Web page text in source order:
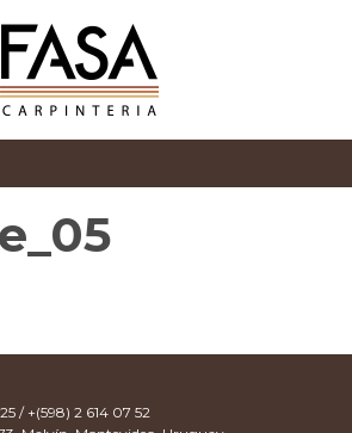
/ +(598) 2 614 07 52